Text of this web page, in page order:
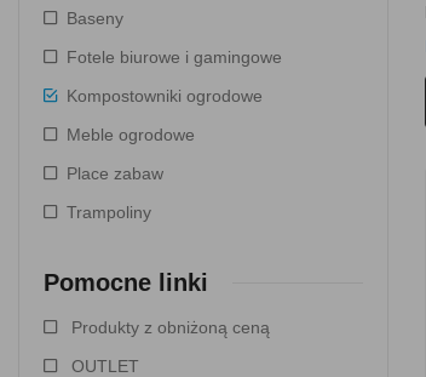
Baseny
Fotele biurowe i gamingowe
Kompostowniki ogrodowe
Meble ogrodowe
Place zabaw
Trampoliny
Pomocne linki
Produkty z obniżoną ceną
OUTLET